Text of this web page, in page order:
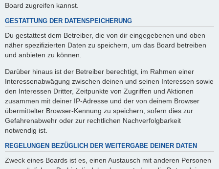
Board zugreifen kannst.
GESTATTUNG DER DATENSPEICHERUNG
Du gestattest dem Betreiber, die von dir eingegebenen und oben
näher spezifizierten Daten zu speichern, um das Board betreiben
und anbieten zu können.
Darüber hinaus ist der Betreiber berechtigt, im Rahmen einer
Interessenabwägung zwischen deinen und seinen Interessen sowie
den Interessen Dritter, Zeitpunkte von Zugriffen und Aktionen
zusammen mit deiner IP-Adresse und der von deinem Browser
übermittelter Browser-Kennung zu speichern, sofern dies zur
Gefahrenabwehr oder zur rechtlichen Nachverfolgbarkeit
notwendig ist.
REGELUNGEN BEZÜGLICH DER WEITERGABE DEINER DATEN
Zweck eines Boards ist es, einen Austausch mit anderen Personen